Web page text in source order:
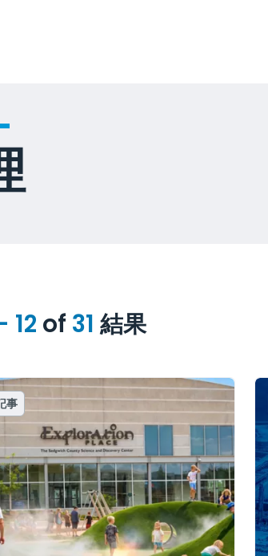
12of31結果
事